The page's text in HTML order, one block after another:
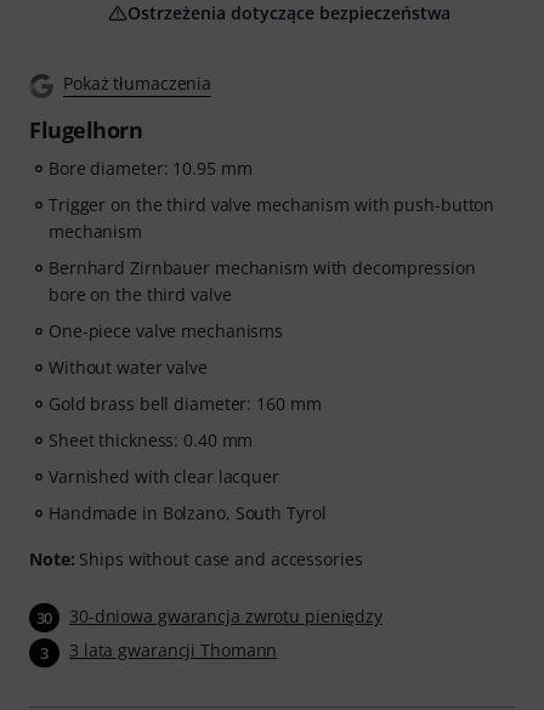
Pokaż tłumaczenia
Flugelhorn
Bore diameter: 10.95 mm
Trigger on the third valve mechanism with push-button
mechanism
Bernhard Zirnbauer mechanism with decompression
bore on the third valve
One-piece valve mechanisms
Without water valve
Gold brass bell diameter: 160 mm
Sheet thickness: 0.40 mm
Varnished with clear lacquer
Handmade in Bolzano, South Tyrol
Note: Ships without case and accessories
30 30-dniowa gwarancja zwrotu pieniędzy
3 3 lata gwarancji Thomann
Ostrzeżenia dotyczące bezpieczeństwa